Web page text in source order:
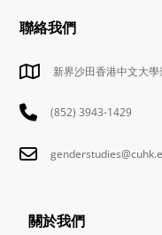
聯絡我們
新界沙田香港中文大
(852) 3943-1429
關於我們